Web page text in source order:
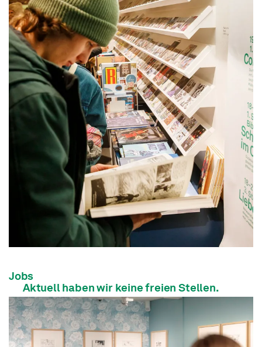
Jobs
Aktuell haben wir keine freien Stellen.